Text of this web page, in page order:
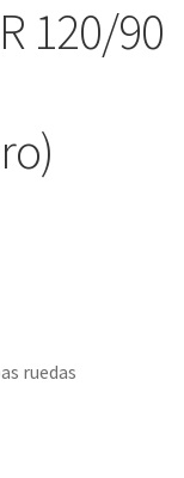
120/90
ruedas